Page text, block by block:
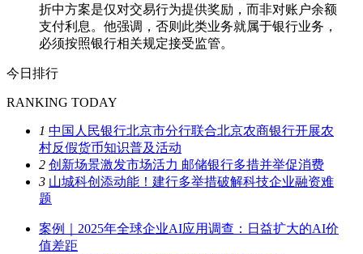
折中方案是仅对交易行为提供奖励，而非对账户余额
支付利息。他强调，否则此类业务就属于银行业务，
必须按照银行相关规定接受监管。
今日排行
RANKING TODAY
1 中国人民银行北京市分行联合北京农商银行开展农
村反假货币知识普及活动
2 创新场景激发市场活力 邮储银行多措并举促消费
3 山城科创添动能！建行多举措破解科技企业融资难
题
案例｜2025年全球企业AI应用调查：日益扩大的AI价
值差距